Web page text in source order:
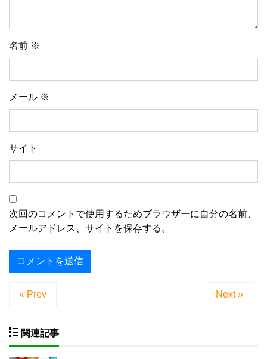
名前 ※
メール ※
サイト
次回のコメントで使用するためブラウザーに自分の名前、
メールアドレス、サイトを保存する。
« Prev Next »
関連記事